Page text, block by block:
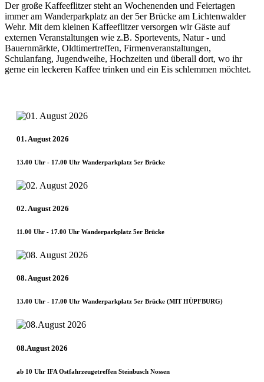
Der große Kaffeeflitzer steht an Wochenenden und Feiertagen
immer am Wanderparkplatz an der 5er Brücke am Lichtenwalder
Wehr. Mit dem kleinen Kaffeeflitzer versorgen wir Gäste auf
externen Veranstaltungen wie z.B. Sportevents, Natur - und
Bauernmärkte, Oldtimertreffen, Firmenveranstaltungen,
Schulanfang, Jugendweihe, Hochzeiten und überall dort, wo ihr
gerne ein leckeren Kaffee trinken und ein Eis schlemmen möchtet.
01. August 2026
13.00 Uhr - 17.00 Uhr Wanderparkplatz 5er Brücke
02. August 2026
11.00 Uhr - 17.00 Uhr Wanderparkplatz 5er Brücke
08. August 2026
13.00 Uhr - 17.00 Uhr Wanderparkplatz 5er Brücke (MIT HÜPFBURG)
08.August 2026
ab 10 Uhr IFA Ostfahrzeugetreffen Steinbusch Nossen